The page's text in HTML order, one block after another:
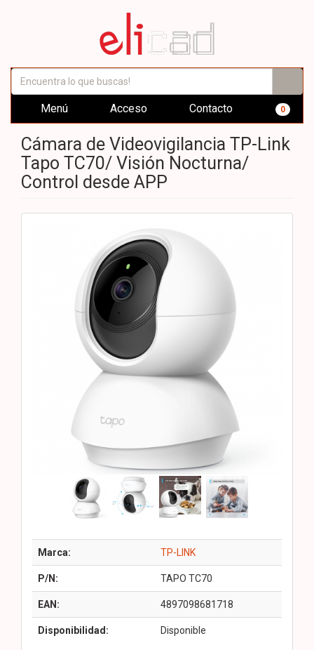
Menú Acceso Contacto 0
Cámara de Videovigilancia TP-Link
Tapo TC70/ Visión Nocturna/
Control desde APP
Marca: TP-LINK
P/N: TAPO TC70
EAN: 4897098681718
Disponibilidad: Disponible